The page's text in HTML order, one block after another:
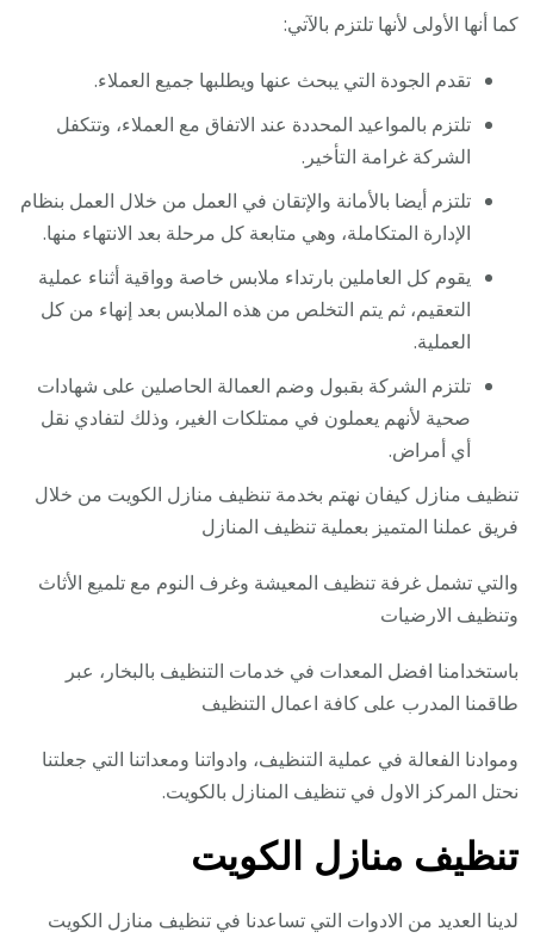
كما أنها الأولى لأنها تلتزم بالآتي:
تقدم الجودة التي يبحث عنها ويطلبها جميع العملاء.
تلتزم بالمواعيد المحددة عند الاتفاق مع العملاء، وتتكفل
الشركة غرامة التأخير.
تلتزم أيضا بالأمانة والإتقان في العمل من خلال العمل بنظام
الإدارة المتكاملة، وهي متابعة كل مرحلة بعد الانتهاء منها.
يقوم كل العاملين بارتداء ملابس خاصة وواقية أثناء عملية
التعقيم، ثم يتم التخلص من هذه الملابس بعد إنهاء من كل
العملية.
تلتزم الشركة بقبول وضم العمالة الحاصلين على شهادات
صحية لأنهم يعملون في ممتلكات الغير، وذلك لتفادي نقل
أي أمراض.
تنظيف منازل كيفان نهتم بخدمة تنظيف منازل الكويت من خلال
فريق عملنا المتميز بعملية تنظيف المنازل
والتي تشمل غرفة تنظيف المعيشة وغرف النوم مع تلميع الأثاث
وتنظيف الارضيات
باستخدامنا افضل المعدات في خدمات التنظيف بالبخار، عبر
طاقمنا المدرب على كافة اعمال التنظيف
وموادنا الفعالة في عملية التنظيف، وادواتنا ومعداتنا التي جعلتنا
نحتل المركز الاول في تنظيف المنازل بالكويت.
تنظيف منازل الكويت
لدينا العديد من الادوات التي تساعدنا في تنظيف منازل الكويت